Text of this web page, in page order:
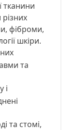
тканини
різних
фіброми,
шкіри.
та
і
та стомі,